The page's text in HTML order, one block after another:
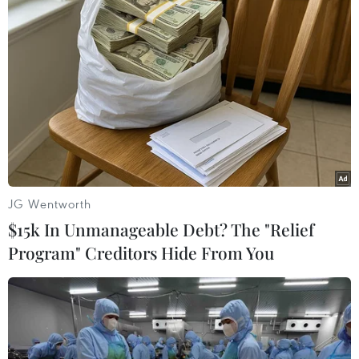
Giá vàng ngày 10/8: Bảng
giá tại các công ty vàng
bạc đá quý
10/08/2026 02:06
Giá dầu tiếp tục leo thang
khi rủi ro gián đoạn nguồn
cung gia tăng
10/08/2026 02:03
phiên giao dịch đầu tuần
10/08/2026 02:02
đầu tiên vượt Nhật Bản về
kim ngạch xuất khẩu
09/08/2026 14:15
JG Wentworth
$15k In Unmanageable Debt? The "Relief
Program" Creditors Hide From You